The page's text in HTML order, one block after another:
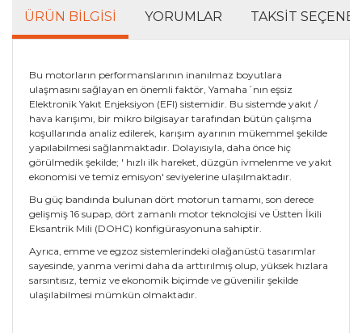
ÜRÜN BILGISI YORUMLAR TAKSIT
Bu motorların performanslarının inanılmaz boyutlara
ulaşmasını sağlayan en önemli faktör, Yamaha´nın eşsiz
Elektronik Yakıt Enjeksiyon (EFI) sistemidir. Bu sistemde yakıt /
hava karışımı, bir mikro bilgisayar tarafından bütün çalışma
koşullarında analiz edilerek, karışım ayarının mükemmel şekilde
yapılabilmesi sağlanmaktadır. Dolayısıyla, daha önce hiç
görülmedik şekilde; ' hızlı ilk hareket, düzgün ivmelenme ve yakıt
ekonomisi ve temiz emisyon' seviyelerine ulaşılmaktadır.
Bu güç bandında bulunan dört motorun tamamı, son derece
gelişmiş 16 supap, dört zamanlı motor teknolojisi ve Üstten İkili
Eksantrik Mili (DOHC) konfigürasyonuna sahiptir.
Ayrıca, emme ve egzoz sistemlerindeki olağanüstü tasarımlar
sayesinde, yanma verimi daha da arttırılmış olup, yüksek hızlara
sarsıntısız, temiz ve ekonomik biçimde ve güvenilir şekilde
ulaşılabilmesi mümkün olmaktadır.